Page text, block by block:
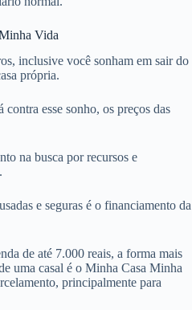
Vida
inclusive você sonham em sair do
própria.
esse sonho, os preços das
na busca por recursos e
e seguras é o financiamento da
de até 7.000 reais, a forma mais
uma casal é o Minha Casa Minha
principalmente para